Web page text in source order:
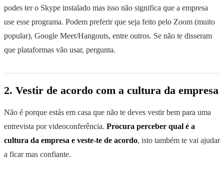
podes ter o Skype instalado mas isso não significa que a empresa
use esse programa. Podem preferir que seja feito pelo Zoom (muito
popular), Google Meet/Hangouts, entre outros. Se não te disseram
que plataformas vão usar, pergunta.
2. Vestir de acordo com a cultura da empresa
Não é porque estás em casa que não te deves vestir bem para uma
entrevista por videoconferência. Procura perceber qual é a
cultura da empresa e veste-te de acordo, isto também te vai ajudar
a ficar mas confiante.